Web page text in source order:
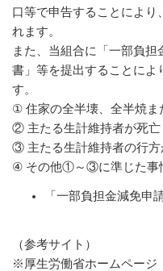
口等で申告することにより
れます。
また、当組合に「一部負
書」等を提出することによ
す。
① 住家の全半壊、全半焼ま
② 主たる生計維持者が死亡
③ 主たる生計維持者の行方
④ その他①～③に準じた事
「一部負担金減免申
（参考サイト）
※厚生労働省ホームページ